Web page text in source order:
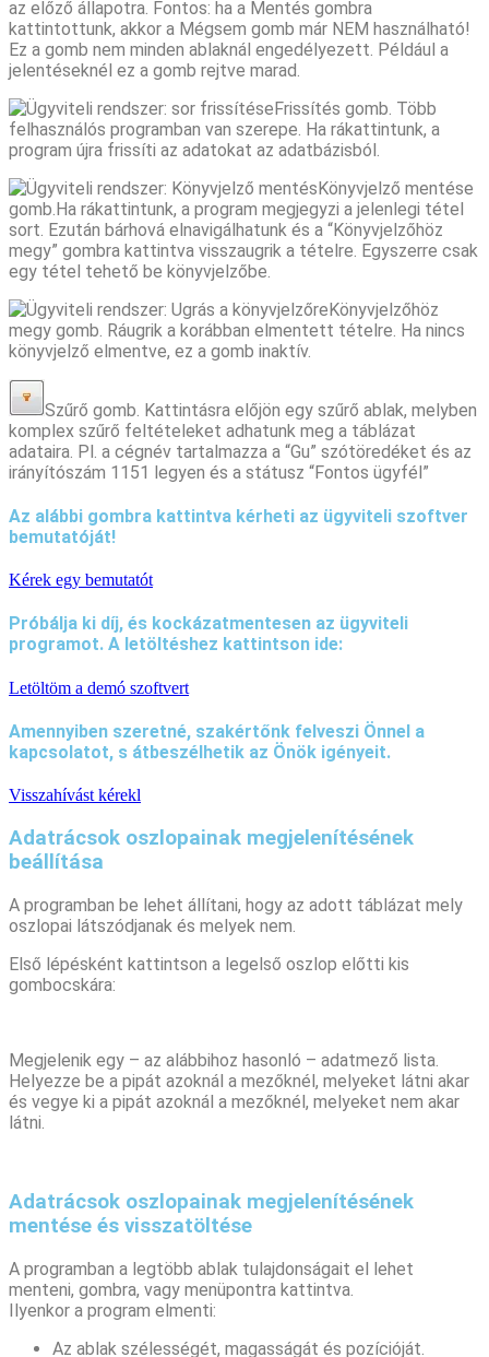
az előző állapotra. Fontos: ha a Mentés gombra
kattintottunk, akkor a Mégsem gomb már NEM használható!
Ez a gomb nem minden ablaknál engedélyezett. Például a
jelentéseknél ez a gomb rejtve marad.
Frissítés gomb. Több
felhasználós programban van szerepe. Ha rákattintunk, a
program újra frissíti az adatokat az adatbázisból.
Könyvjelző mentése
gomb.Ha rákattintunk, a program megjegyzi a jelenlegi tétel
sort. Ezután bárhová elnavigálhatunk és a “Könyvjelzőhöz
megy” gombra kattintva visszaugrik a tételre. Egyszerre csak
egy tétel tehető be könyvjelzőbe.
Könyvjelzőhöz
megy gomb. Ráugrik a korábban elmentett tételre. Ha nincs
könyvjelző elmentve, ez a gomb inaktív.
Szűrő gomb. Kattintásra előjön egy szűrő ablak, melyben
komplex szűrő feltételeket adhatunk meg a táblázat
adataira. Pl. a cégnév tartalmazza a “Gu” szótöredéket és az
irányítószám 1151 legyen és a státusz “Fontos ügyfél”
Az alábbi gombra kattintva kérheti az ügyviteli szoftver
bemutatóját!
Kérek egy bemutatót
Próbálja ki díj, és kockázatmentesen az ügyviteli
programot. A letöltéshez kattintson ide:
Letöltöm a demó szoftvert
Amennyiben szeretné, szakértőnk felveszi Önnel a
kapcsolatot, s átbeszélhetik az Önök igényeit.
Visszahívást kérekl
Adatrácsok oszlopainak megjelenítésének
beállítása
A programban be lehet állítani, hogy az adott táblázat mely
oszlopai látszódjanak és melyek nem.
Első lépésként kattintson a legelső oszlop előtti kis
gombocskára:
Megjelenik egy – az alábbihoz hasonló – adatmező lista.
Helyezze be a pipát azoknál a mezőknél, melyeket látni akar
és vegye ki a pipát azoknál a mezőknél, melyeket nem akar
látni.
Adatrácsok oszlopainak megjelenítésének
mentése és visszatöltése
A programban a legtöbb ablak tulajdonságait el lehet
menteni, gombra, vagy menüpontra kattintva.
Ilyenkor a program elmenti:
Az ablak szélességét, magasságát és pozícióját.